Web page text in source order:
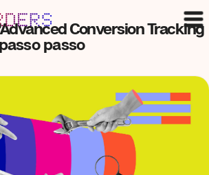
Conversion Tracking
passo